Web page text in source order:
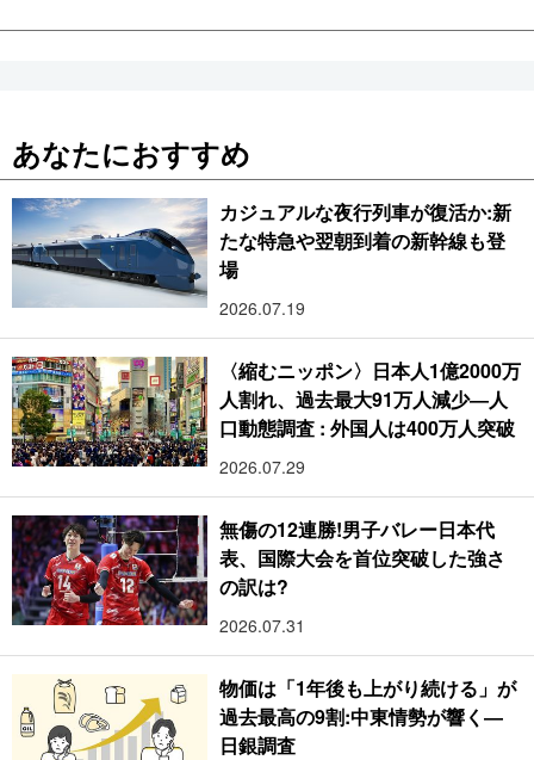
あなたにおすすめ
カジュアルな夜行列車が復活か:新
たな特急や翌朝到着の新幹線も登
場
2026.07.19
〈縮むニッポン〉日本人1億2000万
人割れ、過去最大91万人減少―人
口動態調査 : 外国人は400万人突破
2026.07.29
無傷の12連勝!男子バレー日本代
表、国際大会を首位突破した強さ
の訳は?
2026.07.31
物価は「1年後も上がり続ける」が
過去最高の9割:中東情勢が響く―
日銀調査